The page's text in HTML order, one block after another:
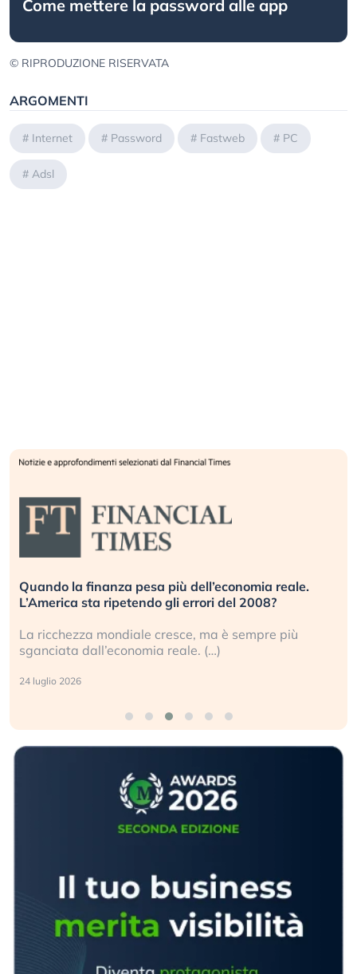
Come mettere la password alle app
© RIPRODUZIONE RISERVATA
ARGOMENTI
# Internet # Password # Fastweb # PC
# Adsl
Quando la finanza pesa più dell’economia reale.
L’America sta ripetendo gli errori del 2008?
La ricchezza mondiale cresce, ma è sempre più
sganciata dall’economia reale. (…)
24 luglio 2026